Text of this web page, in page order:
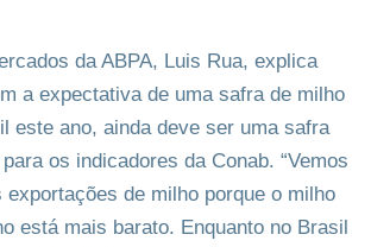
da ABPA, Luis Rua, explica
a expectativa de uma safra de milho
este ano, ainda deve ser uma safra
os indicadores da Conab. “Vemos
exportações de milho porque o milho
está mais barato. Enquanto no Brasil